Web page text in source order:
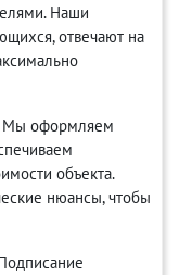
Наши
отвечают на
Мы оформляем
объекта.
нюансы, чтобы